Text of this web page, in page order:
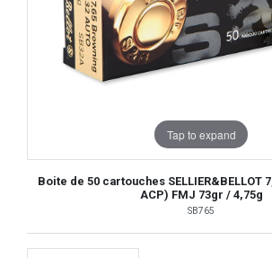
Tap to expand
Boite de 50 cartouches SELLIER&BELLOT
ACP) FMJ 73gr / 4,75g
SB765